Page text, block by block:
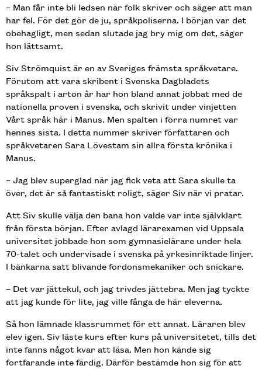
– Man får inte bli ledsen när folk skriver och säger att man
har fel. För det gör de ju, språkpoliserna. I början var det
obehagligt, men sedan slutade jag bry mig om det, säger
hon lättsamt.
Siv Strömquist är en av Sveriges främsta språkvetare.
Förutom att vara skribent i Svenska Dagbladets
språkspalt i arton år har hon bland annat jobbat med de
nationella proven i svenska, och skrivit under vinjetten
Vårt språk här i Manus. Men spalten i förra numret var
hennes sista. I detta nummer skriver författaren och
språkvetaren Sara Lövestam sin allra första krönika i
Manus.
– Jag blev superglad när jag fick veta att Sara skulle ta
över, det är så fantastiskt roligt, säger Siv när vi pratar.
Att Siv skulle välja den bana hon valde var inte självklart
från första början. Efter avlagd lärarexamen vid Uppsala
universitet jobbade hon som gymnasielärare under hela
70-talet och undervisade i svenska på yrkesinriktade linjer.
I bänkarna satt blivande fordonsmekaniker och snickare.
– Det var jättekul, och jag trivdes jättebra. Men jag tyckte
att jag kunde för lite, jag ville fånga de här eleverna.
Så hon lämnade klassrummet för ett annat. Läraren blev
elev igen. Siv läste kurs efter kurs på universitetet, tills det
inte fanns något kvar att läsa. Men hon kände sig
fortfarande inte färdig. Därför bestämde hon sig för att